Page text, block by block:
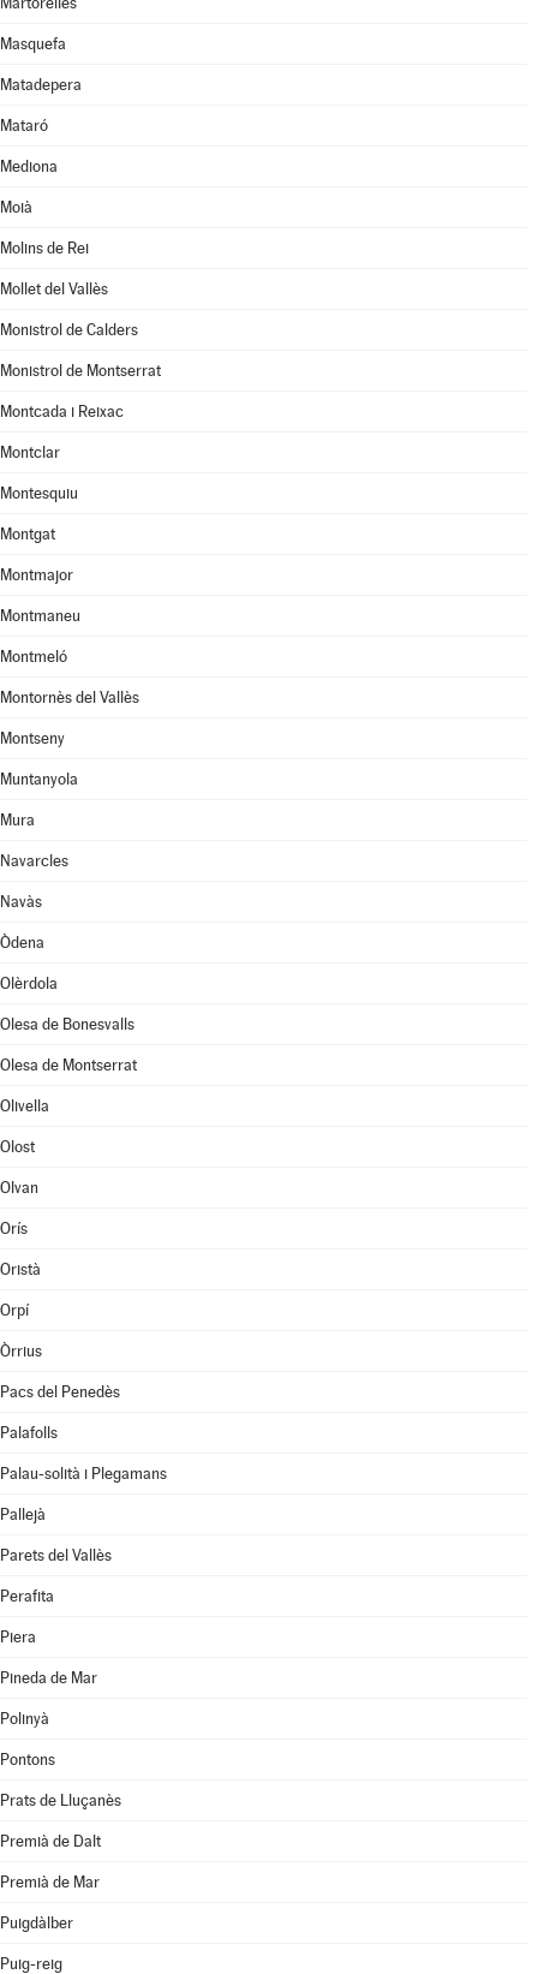
Masquefa
Matadepera
Mataró
Mediona
Moià
Molins de Rei
Mollet del Vallès
Monistrol de Calders
Monistrol de Montserrat
Montcada i Reixac
Montclar
Montesquiu
Montgat
Montmajor
Montmaneu
Montmeló
Montornès del Vallès
Montseny
Muntanyola
Mura
Navarcles
Navàs
Òdena
Olèrdola
Olesa de Bonesvalls
Olesa de Montserrat
Olivella
Olost
Olvan
Orís
Oristà
Orpí
Òrrius
Pacs del Penedès
Palafolls
Palau-solità i Plegamans
Pallejà
Parets del Vallès
Perafita
Piera
Pineda de Mar
Polinyà
Pontons
Prats de Lluçanès
Premià de Dalt
Premià de Mar
Puigdàlber
Puig-reig